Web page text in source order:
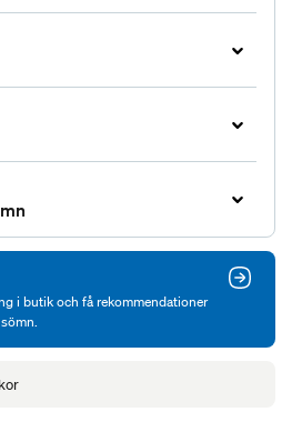
i butik och få rekommendationer